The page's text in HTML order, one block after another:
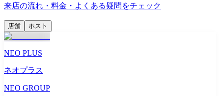
来店の流れ・料金・よくある疑問をチェック
店舗 ホスト
NEO PLUS
ネオプラス
NEO GROUP